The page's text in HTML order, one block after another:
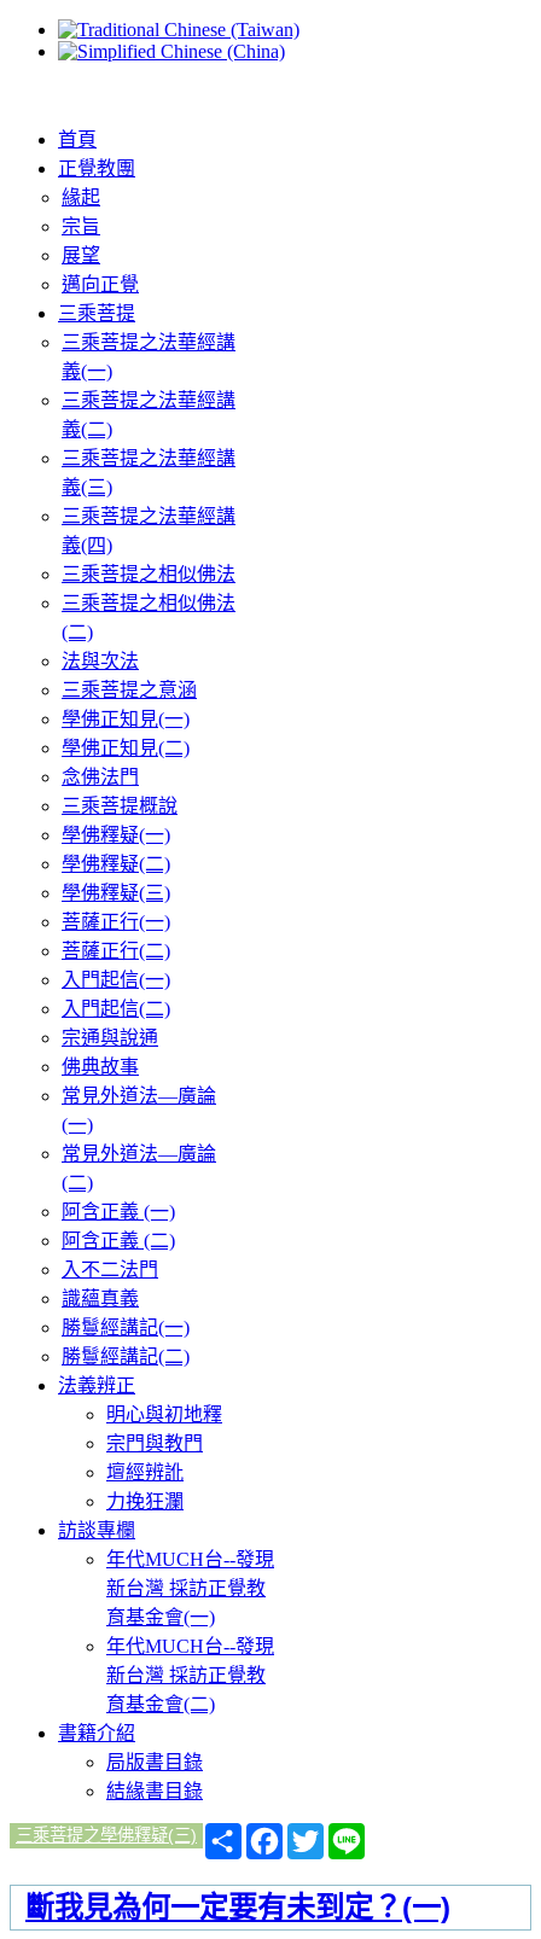
首頁
正覺教團
緣起
宗旨
展望
邁向正覺
三乘菩提
三乘菩提之法華經講
義(一)
三乘菩提之法華經講
義(二)
三乘菩提之法華經講
義(三)
三乘菩提之法華經講
義(四)
三乘菩提之相似佛法
三乘菩提之相似佛法
(二)
法與次法
三乘菩提之意涵
學佛正知見(一)
學佛正知見(二)
念佛法門
三乘菩提概說
學佛釋疑(一)
學佛釋疑(二)
學佛釋疑(三)
菩薩正行(一)
菩薩正行(二)
入門起信(一)
入門起信(二)
宗通與說通
佛典故事
常見外道法—廣論
(一)
常見外道法—廣論
(二)
阿含正義 (一)
阿含正義 (二)
入不二法門
識蘊真義
勝鬘經講記(一)
勝鬘經講記(二)
法義辨正
明心與初地釋
宗門與教門
壇經辨訛
力挽狂瀾
訪談專欄
年代MUCH台--發現
新台灣 採訪正覺教
育基金會(一)
年代MUCH台--發現
新台灣 採訪正覺教
育基金會(二)
書籍介紹
局版書目錄
結緣書目錄
三乘菩提之學佛釋疑(三)
分
享
Facebook
Twitter
斷我見為何一定要有未到定？(一)